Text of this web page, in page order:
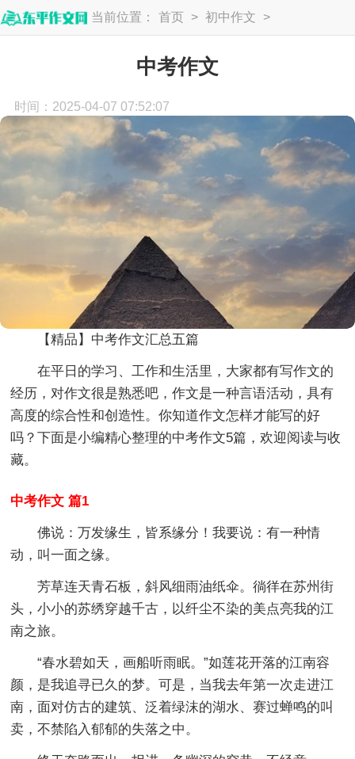
当前位置： 首页 > 初中作文 >
中考作文
时间：2025-04-07 07:52:07
【精品】中考作文汇总五篇
在平日的学习、工作和生活里，大家都有写作文的
经历，对作文很是熟悉吧，作文是一种言语活动，具有
高度的综合性和创造性。你知道作文怎样才能写的好
吗？下面是小编精心整理的中考作文5篇，欢迎阅读与收
藏。
中考作文 篇1
佛说：万发缘生，皆系缘分！我要说：有一种情
动，叫一面之缘。
芳草连天青石板，斜风细雨油纸伞。徜徉在苏州街
头，小小的苏绣穿越千古，以纤尘不染的美点亮我的江
南之旅。
“春水碧如天，画船听雨眠。”如莲花开落的江南容
颜，是我追寻已久的梦。可是，当我去年第一次走进江
南，面对仿古的建筑、泛着绿沫的湖水、赛过蝉鸣的叫
卖，不禁陷入郁郁的失落之中。